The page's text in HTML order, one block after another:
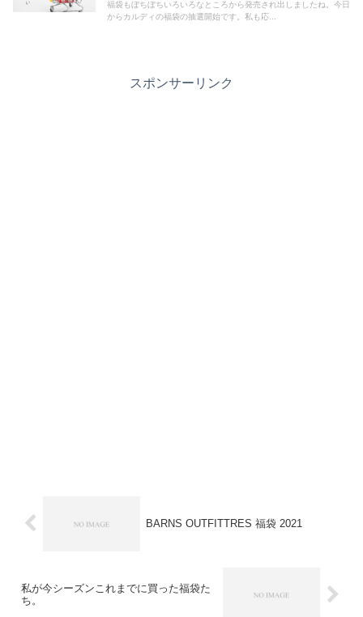
福袋もぼちぼちいろいろなところから発売され出しましたね。今日
からカルディの福袋の抽選開始です。私も応...
スポンサーリンク
BARNS OUTFITTRES 福袋 2021
私が今シーズンこれまでに買った福袋た
ち。